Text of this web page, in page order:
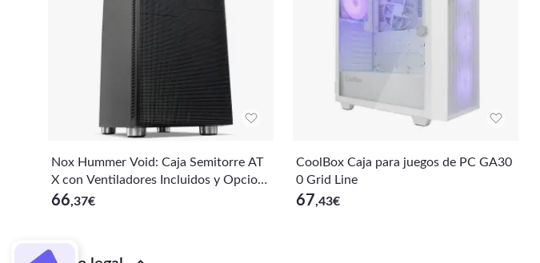
Nox Hummer Void: Caja Semitorre AT
X con Ventiladores Incluidos y Opcion
es de Almacenamiento
66,37€
CoolBox Caja para juegos de PC GA30
0 Grid Line
67,43€